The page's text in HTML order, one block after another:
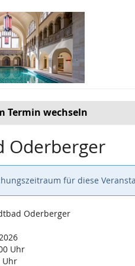
Termin wechseln
Oderberger
für diese
Oderberger
Uhr
Uhr